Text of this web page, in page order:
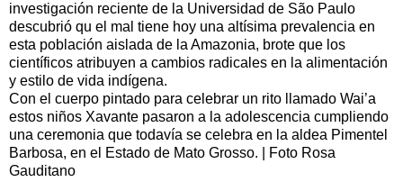
investigación reciente de la Universidad de São Paulo
descubrió qu el mal tiene hoy una altísima prevalencia en
esta población aislada de la Amazonia, brote que los
científicos atribuyen a cambios radicales en la alimentación
y estilo de vida indígena.
Con el cuerpo pintado para celebrar un rito llamado Wai’a
estos niños Xavante pasaron a la adolescencia cumpliendo
una ceremonia que todavía se celebra en la aldea Pimentel
Barbosa, en el Estado de Mato Grosso. | Foto Rosa
Gauditano